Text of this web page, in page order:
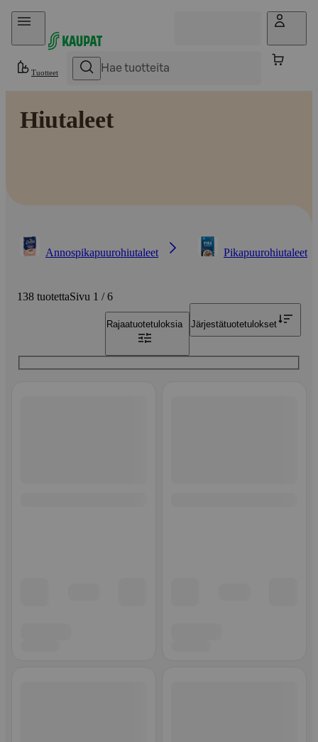
Hyppää sisältöön
Tuotteet
Hiutaleet
Annospikapuurohiutaleet Pikapuurohiutaleet
138 tuotettaSivu 1 / 6
Rajaatuotetuloksia Järjestätuotetulokset